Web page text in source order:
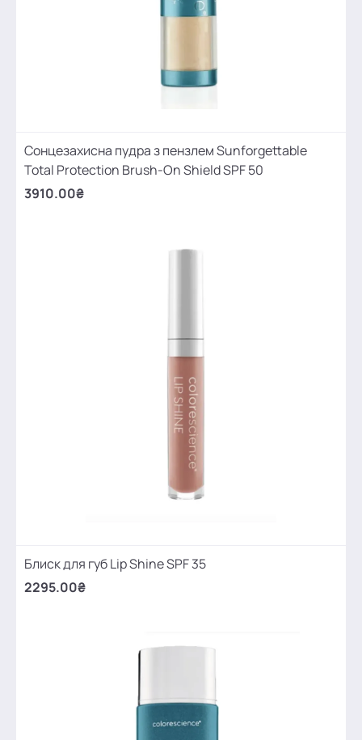
Сонцезахисна пудра з пензлем Sunforgettable
Total Protection Brush-On Shield SPF 50
3910.00₴
Блиск для губ Lip Shine SPF 35
2295.00₴